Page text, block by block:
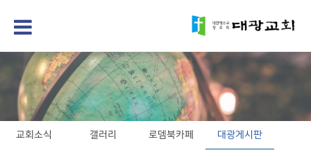
교회소식 갤러리 로뎀북카페 대광게시판